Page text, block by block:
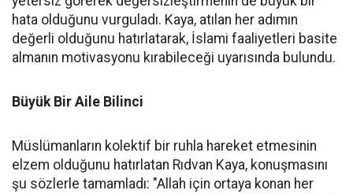
hata olduğunu vurguladı. Kaya, atılan her adımın
değerli olduğunu hatırlatarak, İslami faaliyetleri basite
almanın motivasyonu kırabileceği uyarısında bulundu.
Büyük Bir Aile Bilinci
Müslümanların kolektif bir ruhla hareket etmesinin
elzem olduğunu hatırlatan Rıdvan Kaya, konuşmasını
şu sözlerle tamamladı: "Allah için ortaya konan her